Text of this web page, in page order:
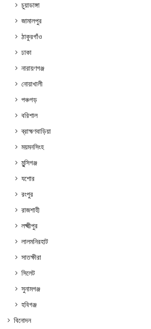
চুয়াডাঙ্গা
জামালপুর
ঠাকুরগাঁও
ঢাকা
নারায়ণগঞ্জ
নোয়াখালী
পঞ্চগড়
বরিশাল
ব্রাহ্মণবাড়িয়া
ময়মনসিংহ
মুন্সিগঞ্জ
যশোর
রংপুর
রাজশাহী
লক্ষ্মীপুর
লালমনিরহাট
সাতক্ষীরা
সিলেট
সুনামগঞ্জ
হবিগঞ্জ
বিনোদন